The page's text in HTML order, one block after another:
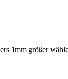
1mm größer